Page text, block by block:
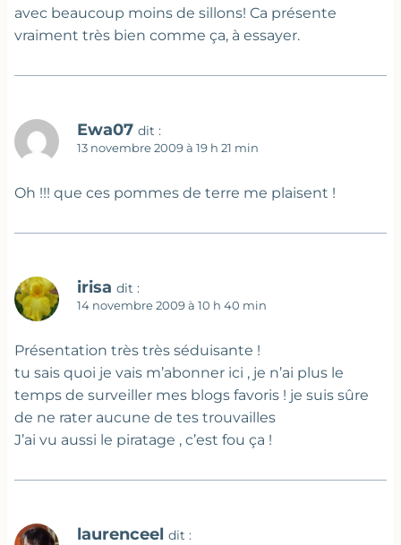
avec beaucoup moins de sillons! Ca présente
vraiment très bien comme ça, à essayer.
Ewa07 dit :
13 novembre 2009 à 19 h 21 min
Oh !!! que ces pommes de terre me plaisent !
irisa dit :
14 novembre 2009 à 10 h 40 min
Présentation très très séduisante !
tu sais quoi je vais m’abonner ici , je n’ai plus le
temps de surveiller mes blogs favoris ! je suis sûre
de ne rater aucune de tes trouvailles
J’ai vu aussi le piratage , c’est fou ça !
laurenceel dit :